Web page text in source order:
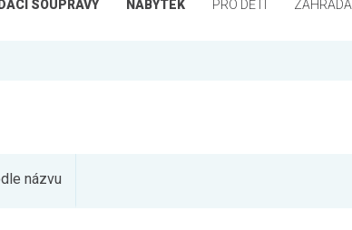
SOUPRAVY NÁBYTEK PRO DĚTI ZAHRADA
názvu